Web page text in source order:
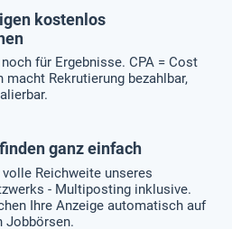
kostenlos
für Ergebnisse. CPA = Cost
macht Rekrutierung bezahlbar,
ganz einfach
Reichweite unseres
- Multiposting inklusive.
Ihre Anzeige automatisch auf
Jobbörsen.